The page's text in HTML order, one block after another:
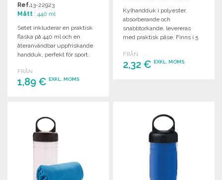
Ref.13-22923
Mått : 440 ml
Setet inkluderar en praktisk
flaska på 440 ml och en
återanvändbar uppfriskande
handduk, perfekt för sport.
FRÅN
1,89 € EXKL. MOMS
Begär offert
Kylhandduk i polyester,
absorberande och
snabbtorkande, levereras
med praktisk påse. Finns i 5
FRÅN
2,32 €EXKL. MOMS